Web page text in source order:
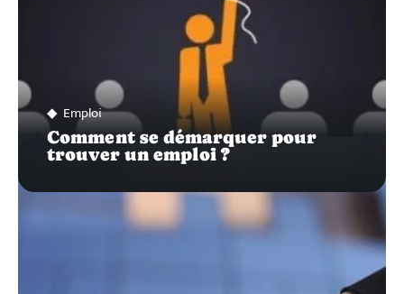
Emploi
Comment se démarquer pour
trouver un emploi ?